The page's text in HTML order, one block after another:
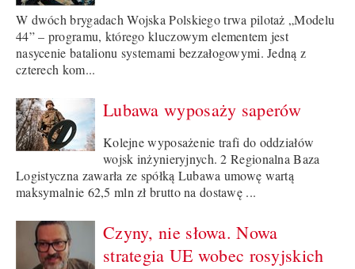
W dwóch brygadach Wojska Polskiego trwa pilotaż „Modelu
44” – programu, którego kluczowym elementem jest
nasycenie batalionu systemami bezzałogowymi. Jedną z
czterech kom...
Lubawa wyposaży saperów
Kolejne wyposażenie trafi do oddziałów
wojsk inżynieryjnych. 2 Regionalna Baza
Logistyczna zawarła ze spółką Lubawa umowę wartą
maksymalnie 62,5 mln zł brutto na dostawę ...
Czyny, nie słowa. Nowa
strategia UE wobec rosyjskich